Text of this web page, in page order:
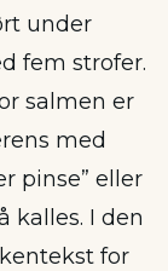
under
fem strofer.
salmen er
med
pinse” eller
kalles. I den
for